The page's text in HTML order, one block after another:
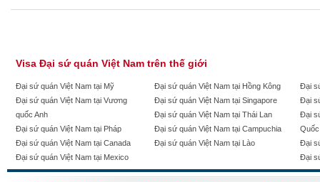
Visa Đại sứ quán Việt Nam trên thế giới
Đại sứ quán Việt Nam tại Mỹ
Đại sứ quán Việt Nam tại Vương
quốc Anh
Đại sứ quán Việt Nam tại Pháp
Đại sứ quán Việt Nam tại Canada
Đại sứ quán Việt Nam tại Mexico
Đại sứ quán Việt Nam tại Hồng Kông
Đại sứ quán Việt Nam tại Singapore
Đại sứ quán Việt Nam tại Thái Lan
Đại sứ quán Việt Nam tại Campuchia
Đại sứ quán Việt Nam tại Lào
Đại
Đại
Đại
Quốc
Đại
Đại